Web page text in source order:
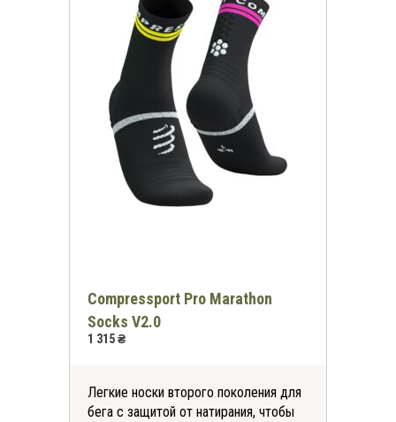
Compressport Pro Marathon
Socks V2.0
1 315 ₴
Легкие носки второго поколения для
бега с защитой от натирания, чтобы